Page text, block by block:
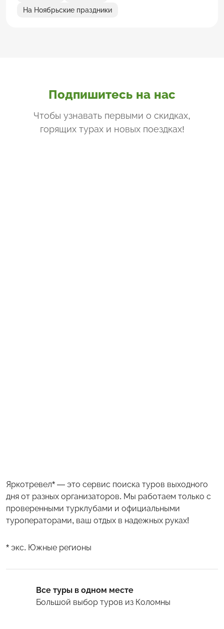
На Ноябрьские праздники
Подпишитесь на нас
Чтобы узнавать первыми о скидках,
горящих турах и новых поездках!
Яркотревел* — это сервис поиска туров выходного
дня от разных организаторов. Мы работаем только с
проверенными турклубами и официальными
туроператорами, ваш отдых в надежных руках!
* экс. Южные регионы
Все туры в одном месте
Большой выбор туров из Коломны